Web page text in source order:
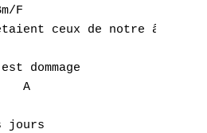
F
étaient ceux de notre âge
dommage
A
jours
J